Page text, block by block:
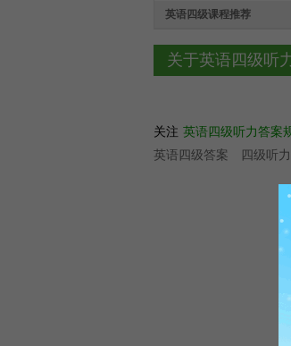
英语四级课程推荐
关于英语四级听
关注 英语四级听力答案
英语四级答案
四级听